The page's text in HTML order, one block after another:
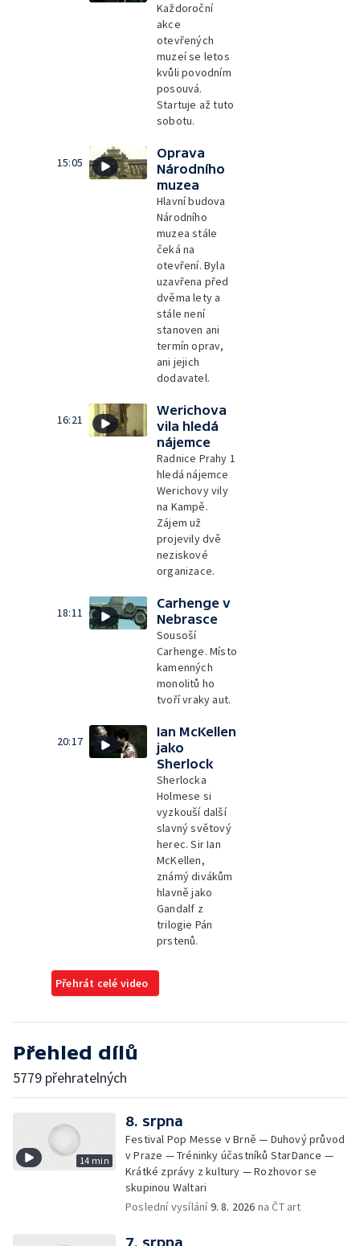
Každoroční
akce
otevřených
muzeí se letos
kvůli povodním
posouvá.
Startuje až tuto
sobotu.
15:05
Oprava
Národního
muzea
Hlavní budova
Národního
muzea stále
čeká na
otevření. Byla
uzavřena před
dvěma lety a
stále není
stanoven ani
termín oprav,
ani jejich
dodavatel.
16:21
Werichova
vila hledá
nájemce
Radnice Prahy 1
hledá nájemce
Werichovy vily
na Kampě.
Zájem už
projevily dvě
neziskové
organizace.
18:11
Carhenge v
Nebrasce
Sousoší
Carhenge. Místo
kamenných
monolitů ho
tvoří vraky aut.
20:17
Ian McKellen
jako
Sherlock
Sherlocka
Holmese si
vyzkouší další
slavný světový
herec. Sir Ian
McKellen,
známý divákům
hlavně jako
Gandalf z
trilogie Pán
prstenů.
Přehrát celé video
Přehled dílů
5779 přehratelných
14 min
8. srpna
Festival Pop Messe v Brně — Duhový průvod
v Praze — Tréninky účastníků StarDance —
Krátké zprávy z kultury — Rozhovor se
skupinou Waltari
Poslední vysílání9. 8. 2026 na ČT art
7. srpna